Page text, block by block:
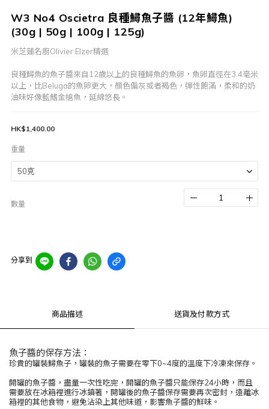
W3 No4 Oscietra 良種鱘魚子醬 (12年鱘魚)
(30g | 50g | 100g | 125g)
米芝蓮名廚Olivier Elzer精選
良種鱘魚的魚子醬來自12歲以上的良種鱘魚的魚卵，魚卵直徑在3.4毫米
以上，比Beluga的魚卵更大，顏色偏灰或者褐色，彈性飽滿，柔和的奶
油味好像藍鰭金槍魚，延綿悠長。
HK$1,400.00
重量
數量
分享到
商品描述 送貨及付款方式
魚子醬的保存方法：
珍貴的罐裝鱘魚子，罐裝的魚子需要在零下0~4度的溫度下冷凍來保存。
開罐的魚子醬，盡量一次性吃完，開罐的魚子醬只能保存24小時，而且
需要放在冰箱裡進行冰鎮著，開罐後的魚子醬保存需要再次密封，遠離冰
箱裡的其他食物，避免沾染上其他味道，影響魚子醬的鮮味。